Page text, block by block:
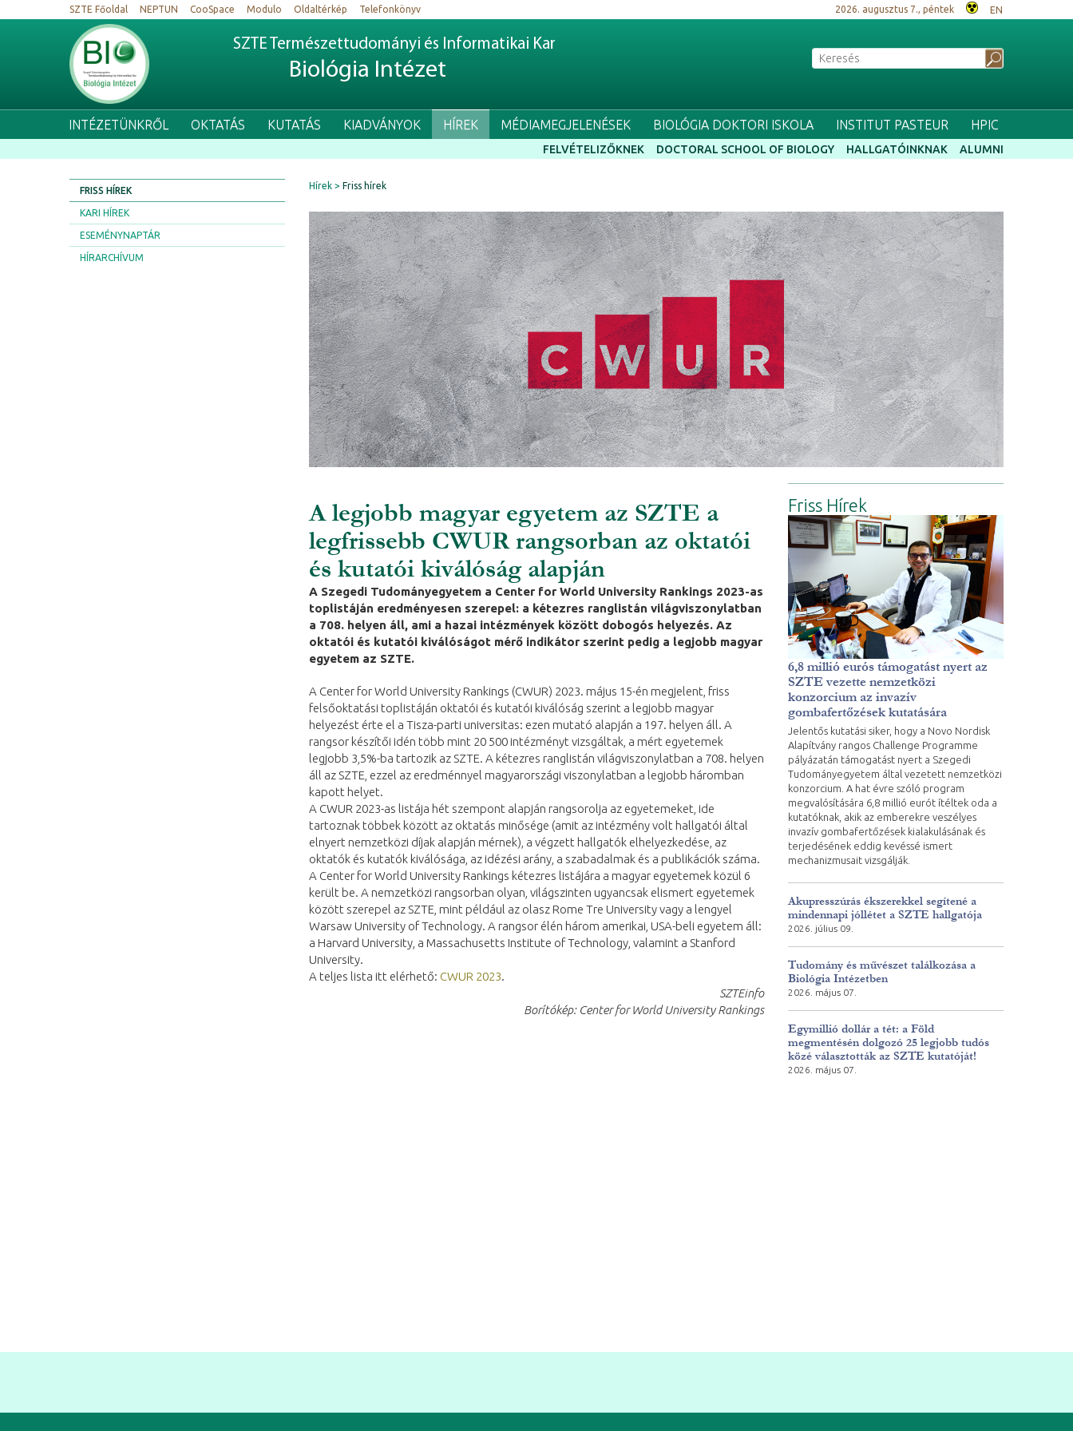
SZTE Főoldal NEPTUN CooSpace Modulo Oldaltérkép Telefonkönyv 2026. augusztus 7., péntek EN
SZTE Természettudományi és Informatikai Kar
Biológia Intézet
INTÉZETÜNKRŐL OKTATÁS KUTATÁS KIADVÁNYOK HÍREK MÉDIAMEGJELENÉSEK BIOLÓGIA DOKTORI ISKOLA INSTITUT PASTEUR HPIC
FELVÉTELIZŐKNEK DOCTORAL SCHOOL OF BIOLOGY HALLGATÓINKNAK ALUMNI
FRISS HÍREK
KARI HÍREK
ESEMÉNYNAPTÁR
HÍRARCHÍVUM
Hírek Friss hírek
A legjobb magyar egyetem az SZTE a
legfrissebb CWUR rangsorban az oktatói
és kutatói kiválóság alapján
A Szegedi Tudományegyetem a Center for World University Rankings 2023-as
toplistáján eredményesen szerepel: a kétezres ranglistán világviszonylatban
a 708. helyen áll, ami a hazai intézmények között dobogós helyezés. Az
oktatói és kutatói kiválóságot mérő indikátor szerint pedig a legjobb magyar
egyetem az SZTE.
A Center for World University Rankings (CWUR) 2023. május 15-én megjelent, friss
felsőoktatási toplistáján oktatói és kutatói kiválóság szerint a legjobb magyar
helyezést érte el a Tisza-parti universitas: ezen mutató alapján a 197. helyen áll. A
rangsor készítői idén több mint 20 500 intézményt vizsgáltak, a mért egyetemek
legjobb 3,5%-ba tartozik az SZTE. A kétezres ranglistán világviszonylatban a 708. helyen
áll az SZTE, ezzel az eredménnyel magyarországi viszonylatban a legjobb háromban
kapott helyet.
A CWUR 2023-as listája hét szempont alapján rangsorolja az egyetemeket, ide
tartoznak többek között az oktatás minősége (amit az intézmény volt hallgatói által
elnyert nemzetközi díjak alapján mérnek), a végzett hallgatók elhelyezkedése, az
oktatók és kutatók kiválósága, az idézési arány, a szabadalmak és a publikációk száma.
A Center for World University Rankings kétezres listájára a magyar egyetemek közül 6
került be. A nemzetközi rangsorban olyan, világszinten ugyancsak elismert egyetemek
között szerepel az SZTE, mint például az olasz Rome Tre University vagy a lengyel
Warsaw University of Technology. A rangsor élén három amerikai, USA-beli egyetem áll:
a Harvard University, a Massachusetts Institute of Technology, valamint a Stanford
University.
A teljes lista itt elérhető: CWUR 2023.
SZTEinfo
Borítókép: Center for World University Rankings
Friss Hírek
6,8 millió eurós támogatást nyert az
SZTE vezette nemzetközi
konzorcium az invazív
gombafertőzések kutatására
Jelentős kutatási siker, hogy a Novo Nordisk
Alapítvány rangos Challenge Programme
pályázatán támogatást nyert a Szegedi
Tudományegyetem által vezetett nemzetközi
konzorcium. A hat évre szóló program
megvalósítására 6,8 millió eurót ítéltek oda a
kutatóknak, akik az emberekre veszélyes
invazív gombafertőzések kialakulásának és
terjedésének eddig kevéssé ismert
mechanizmusait vizsgálják.
Akupresszúrás ékszerekkel segítené a
mindennapi jóllétet a SZTE hallgatója
2026. július 09.
Tudomány és művészet találkozása a
Biológia Intézetben
2026. május 07.
Egymillió dollár a tét: a Föld
megmentésén dolgozó 25 legjobb tudós
közé választották az SZTE kutatóját!
2026. május 07.